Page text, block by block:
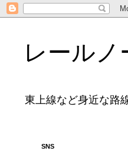
レールノ
東上線など身近な路
SNS